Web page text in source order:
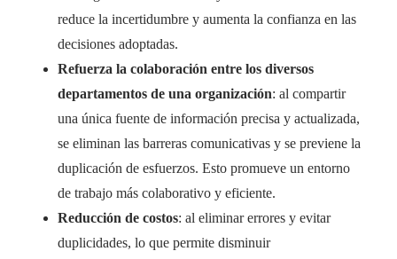
reduce la incertidumbre y aumenta la confianza en las
decisiones adoptadas.
Refuerza la colaboración entre los diversos
departamentos de una organización: al compartir
una única fuente de información precisa y actualizada,
se eliminan las barreras comunicativas y se previene la
duplicación de esfuerzos. Esto promueve un entorno
de trabajo más colaborativo y eficiente.
Reducción de costos: al eliminar errores y evitar
duplicidades, lo que permite disminuir